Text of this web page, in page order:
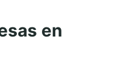
en